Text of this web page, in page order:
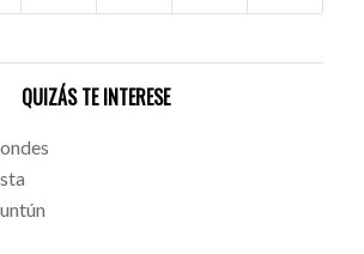
QUIZÁS TE INTERESE